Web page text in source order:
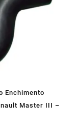
Enchimento
Master III –